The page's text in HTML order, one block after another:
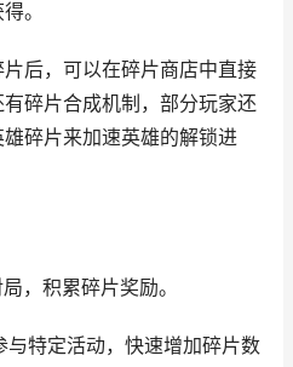
。
后，可以在碎片商店中直接
碎片合成机制，部分玩家还
碎片来加速英雄的解锁进
，积累碎片奖励。
特定活动，快速增加碎片数